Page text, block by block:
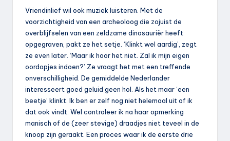
Vriendinlief wil ook muziek luisteren. Met de
voorzichtigheid van een archeoloog die zojuist de
overblijfselen van een zeldzame dinosauriër heeft
opgegraven, pakt ze het setje. ‘Klinkt wel aardig’, zegt
ze even later. ‘Maar ik hoor het niet. Zal ik mijn eigen
oordopjes indoen?’ Ze vraagt het met een treffende
onverschilligheid. De gemiddelde Nederlander
interesseert goed geluid geen hol. Als het maar ‘een
beetje’ klinkt. Ik ben er zelf nog niet helemaal uit of ik
dat ook vindt. Wel controleer ik na haar opmerking
manisch of de (zeer stevige) draadjes niet teveel in de
knoop zijn geraakt. Een proces waar ik de eerste drie